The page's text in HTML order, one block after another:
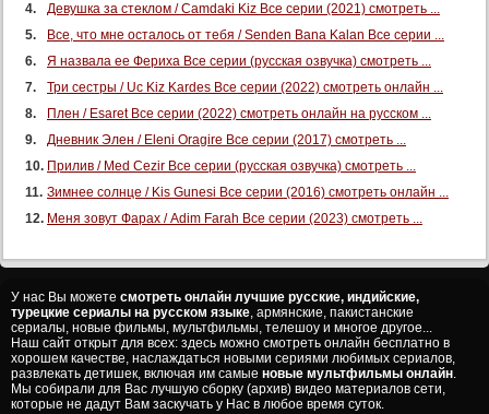
Девушка за стеклом / Camdaki Kiz Все серии (2021) смотреть ...
Все, что мне осталось от тебя / Senden Bana Kalan Все серии ...
Я назвала ее Фериха Все серии (русская озвучка) смотреть ...
Три сестры / Uc Kiz Kardes Все серии (2022) смотреть онлайн ...
Плен / Esaret Все серии (2022) смотреть онлайн на русском ...
Дневник Элен / Eleni Oragire Все серии (2017) смотреть ...
Прилив / Med Cezir Все серии (русская озвучка) смотреть ...
Зимнее солнце / Kis Gunesi Все серии (2016) смотреть онлайн ...
Меня зовут Фарах / Adim Farah Все серии (2023) смотреть ...
У нас Вы можете смотреть онлайн лучшие русские, индийские,
турецкие сериалы на русском языке, армянские, пакистанские
сериалы, новые фильмы, мультфильмы, телешоу и многое другое...
Наш сайт открыт для всех: здесь можно смотреть онлайн бесплатно в
хорошем качестве, наслаждаться новыми сериями любимых сериалов,
развлекать детишек, включая им самые новые мультфильмы онлайн.
Мы собирали для Вас лучшую сборку (архив) видео материалов сети,
которые не дадут Вам заскучать у Нас в любое время суток.